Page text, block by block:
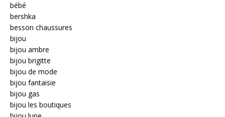
bébé
bershka
besson chaussures
bijou
bijou ambre
bijou brigitte
bijou de mode
bijou fantaisie
bijou gas
bijou les boutiques